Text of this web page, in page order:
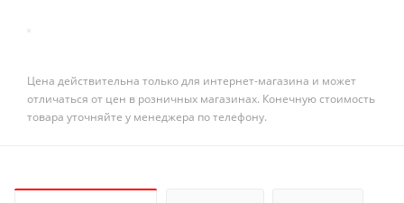
Цена действительна только для интернет-магазина и может
отличаться от цен в розничных магазинах. Конечную стоимость
товара уточняйте у менеджера по телефону.